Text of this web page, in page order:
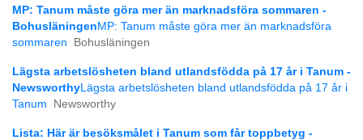
MP: Tanum måste göra mer än marknadsföra sommaren -
Bohusläningen MP: Tanum måste göra mer än marknadsföra
sommaren
Bohusläningen
Lägsta arbetslösheten bland utlandsfödda på 17 år i Tanum -
NewsworthyLägsta arbetslösheten bland utlandsfödda på 17 år i
Tanum
Newsworthy
Lista: Här är besöksmålet i Tanum som får toppbetyg -